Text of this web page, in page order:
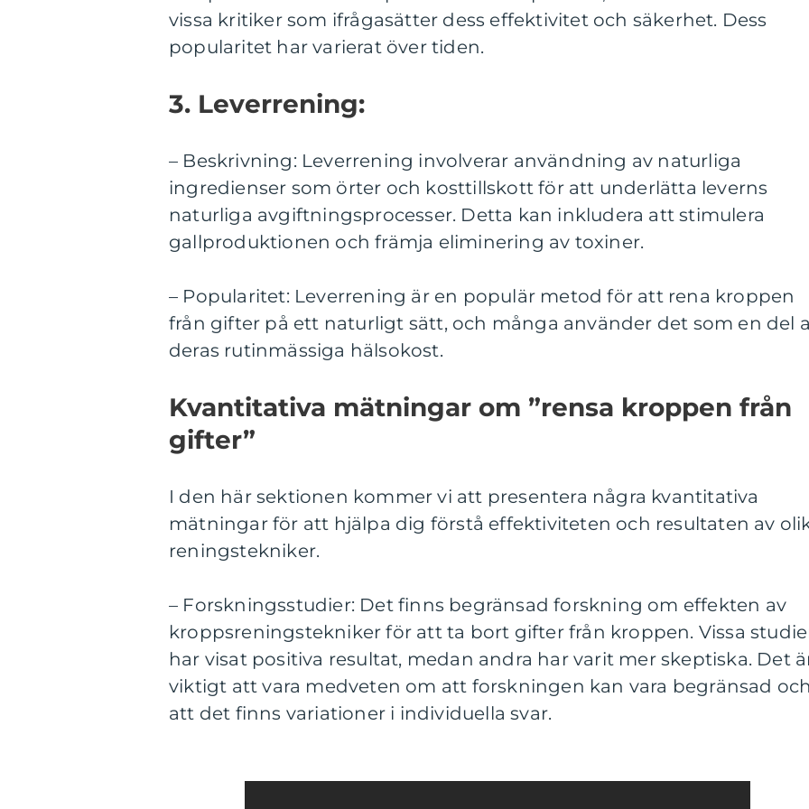
vissa kritiker som ifrågasätter dess effektivitet och säkerhet. Dess
popularitet har varierat över tiden.
3. Leverrening:
– Beskrivning: Leverrening involverar användning av naturliga
ingredienser som örter och kosttillskott för att underlätta leverns
naturliga avgiftningsprocesser. Detta kan inkludera att stimulera
gallproduktionen och främja eliminering av toxiner.
– Popularitet: Leverrening är en populär metod för att rena kroppen
från gifter på ett naturligt sätt, och många använder det som en del
deras rutinmässiga hälsokost.
Kvantitativa mätningar om ”rensa kroppen från
gifter”
I den här sektionen kommer vi att presentera några kvantitativa
mätningar för att hjälpa dig förstå effektiviteten och resultaten av
reningstekniker.
– Forskningsstudier: Det finns begränsad forskning om effekten av
kroppsreningstekniker för att ta bort gifter från kroppen. Vissa
har visat positiva resultat, medan andra har varit mer skeptiska. Det
viktigt att vara medveten om att forskningen kan vara begränsad
att det finns variationer i individuella svar.